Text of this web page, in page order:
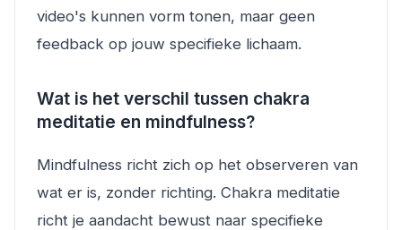
video's kunnen vorm tonen, maar geen
feedback op jouw specifieke lichaam.
Wat is het verschil tussen chakra
meditatie en mindfulness?
Mindfulness richt zich op het observeren van
wat er is, zonder richting. Chakra meditatie
richt je aandacht bewust naar specifieke